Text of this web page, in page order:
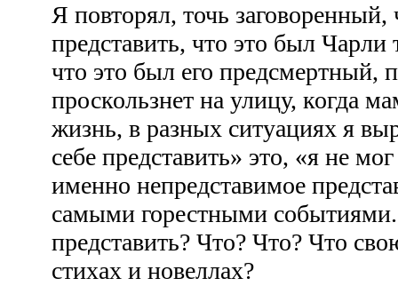
Я повторял, точь заговоренный,
представить, что это был
что это был его
проскользнет на улицу, когда
жизнь, в разных ситуациях я
себе представить» это, «я не
именно непредставимое
самыми горестными
представить? Что? Что? Что
стихах и новеллах?